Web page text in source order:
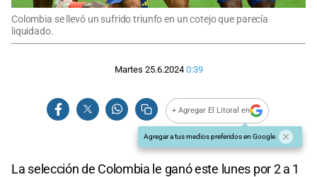
Colombia se llevó un sufrido triunfo en un cotejo que parecía
liquidado.
Martes 25.6.2024 0:39
+ Agregar El Litoral en
Agregar a tus medios preferidos en Google
La selección de Colombia le ganó este lunes por 2 a 1